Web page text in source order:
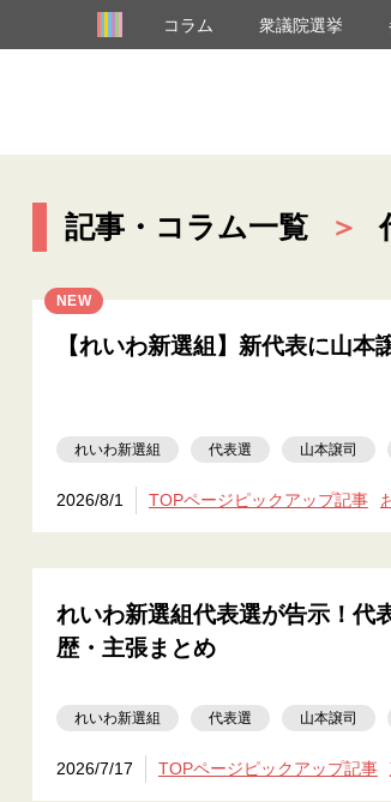
コラム 衆議院選挙
記事・コラム一覧 ＞
NEW
【れいわ新選組】新代表に山本
れいわ新選組 代表選 山本譲司
2026/8/1 TOPページピックアップ記事
れいわ新選組代表選が告示！代
歴・主張まとめ
れいわ新選組 代表選 山本譲司
2026/7/17 TOPページピックアップ記事